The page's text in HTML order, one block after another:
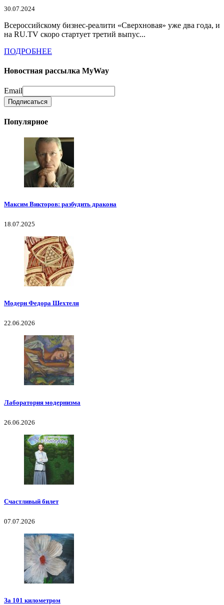
30.07.2024
Всероссийскому бизнес-реалити «Сверхновая» уже два года, и
на RU.TV скоро стартует третий выпус...
ПОДРОБНЕЕ
Новостная рассылка MyWay
Email
Популярное
Максим Викторов: разбудить дракона
18.07.2025
Модерн Федора Шехтеля
22.06.2026
Лаборатория модернизма
26.06.2026
Счастливый билет
07.07.2026
За 101 километром